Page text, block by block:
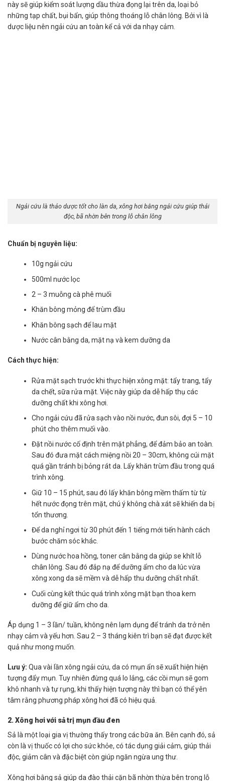
này sẽ giúp kiểm soát lượng dầu thừa đọng lại trên da, loại bỏ
những tạp chất, bụi bẩn, giúp thông thoáng lỗ chân lông. Bởi vì là
dược liệu nên ngải cứu an toàn kể cả với da nhạy cảm.
Ngải cứu là thảo dược tốt cho làn da, xông hơi bằng ngải cứu giúp thải
độc, bã nhờn bên trong lỗ chân lông
Chuẩn bị nguyên liệu:
10g ngải cứu
500ml nước lọc
2 – 3 muỗng cà phê muối
Khăn bông mỏng để trùm đầu
Khăn bông sạch để lau mặt
Nước cân bằng da, mặt nạ và kem dưỡng da
Cách thực hiện:
Rửa mặt sạch trước khi thực hiện xông mặt: tẩy trang, tẩy
da chết, sữa rửa mặt. Việc này giúp da dễ hấp thụ các
dưỡng chất khi xông hơi.
Cho ngải cứu đã rửa sạch vào nồi nước, đun sôi, đợi 5 – 10
phút cho thêm muối vào.
Đặt nồi nước cố định trên mặt phẳng, để đảm bảo an toàn.
Sau đó đưa mặt cách miệng nồi 20 – 30cm, không cúi mặt
quá gần tránh bị bỏng rát da. Lấy khăn trùm đầu trong quá
trình xông.
Giữ 10 – 15 phút, sau đó lấy khăn bông mềm thấm từ từ
hết nước đọng trên mặt, chú ý không chà xát sẽ khiến da bị
tổn thương.
Để da nghỉ ngơi từ 30 phút đến 1 tiếng mới tiến hành cách
bước chăm sóc khác.
Dùng nước hoa hồng, toner cân bằng da giúp se khít lỗ
chân lông. Sau đó đắp nạ để dưỡng ẩm cho da lúc vừa
xông xong da sẽ mềm và dễ hấp thu dưỡng chất nhất.
Cuối cùng kết thúc quá trình xông mặt bạn thoa kem
dưỡng để giữ ẩm cho da.
Áp dụng 1 – 3 lần/ tuần, không nên lạm dụng để tránh da trở nên
nhạy cảm và yếu hơn. Sau 2 – 3 tháng kiên trì bạn sẽ đạt được kết
quả như mong muốn.
Lưu ý: Qua vài lần xông ngải cứu, da có mụn ẩn sẽ xuất hiện hiện
tượng đẩy mụn. Tuy nhiên đừng quá lo lắng, các cồi mụn sẽ gom
khô nhanh và tự rụng, khi thấy hiện tượng này thì bạn có thể yên
tâm rằng phương pháp xông hơi đã có hiệu quả.
2. Xông hơi với sả trị mụn đầu đen
Sả là một loại gia vị thường thấy trong các bữa ăn. Bên cạnh đó, sả
còn là vị thuốc có lợi cho sức khỏe, có tác dụng giải cảm, giúp thải
độc, giảm cân và đặc biệt còn giúp ngăn ngừa ung thư.
Xông hơi bằng sả giúp da đào thải cặn bã nhờn thừa bên trong lỗ